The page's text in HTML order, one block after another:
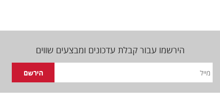
הירשמו עבור קבלת עדכונים ומבצעים שווים